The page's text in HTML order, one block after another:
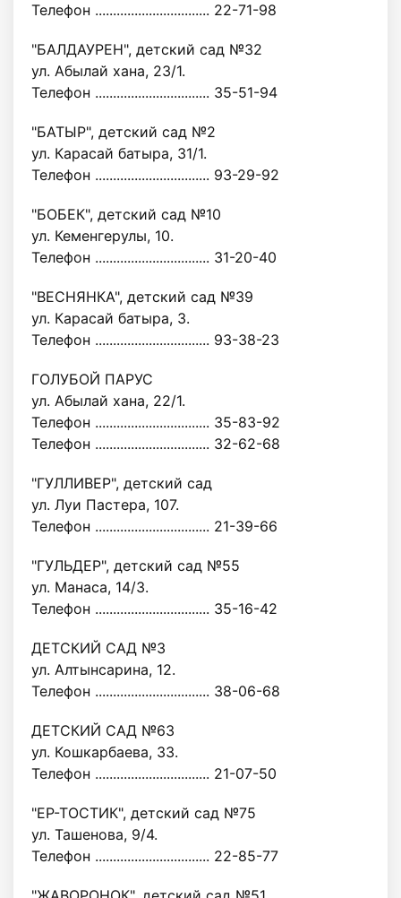
Телефон ................................ 22-71-98
"БАЛДАУРЕН", детский сад №32
ул. Абылай хана, 23/1.
Телефон ................................ 35-51-94
"БАТЫР", детский сад №2
ул. Карасай батыра, 31/1.
Телефон ................................ 93-29-92
"БОБЕК", детский сад №10
ул. Кеменгерулы, 10.
Телефон ................................ 31-20-40
"ВЕСНЯНКА", детский сад №39
ул. Карасай батыра, 3.
Телефон ................................ 93-38-23
ГОЛУБОЙ ПАРУС
ул. Абылай хана, 22/1.
Телефон ................................ 35-83-92
Телефон ................................ 32-62-68
"ГУЛЛИВЕР", детский сад
ул. Луи Пастера, 107.
Телефон ................................ 21-39-66
"ГУЛЬДЕР", детский сад №55
ул. Манаса, 14/3.
Телефон ................................ 35-16-42
ДЕТСКИЙ САД №3
ул. Алтынсарина, 12.
Телефон ................................ 38-06-68
ДЕТСКИЙ САД №63
ул. Кошкарбаева, 33.
Телефон ................................ 21-07-50
"ЕР-ТОСТИК", детский сад №75
ул. Ташенова, 9/4.
Телефон ................................ 22-85-77